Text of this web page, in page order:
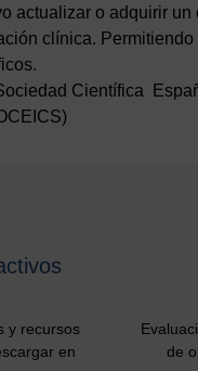
actualizar o adquirir
clínica.
Científica
y recursos
en
de